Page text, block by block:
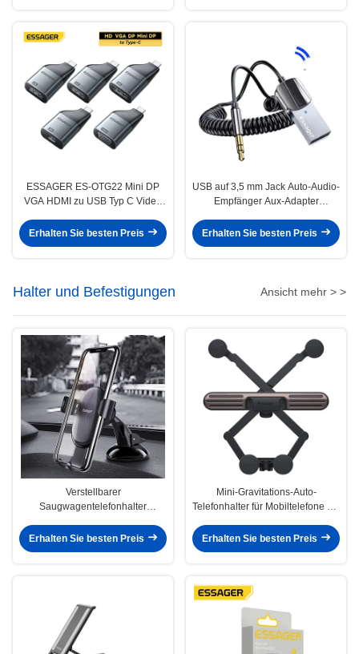
ESSAGER ES-OTG22 Mini DP
VGA HDMI zu USB Typ C Video
Erhalten Sie besten Preis
USB auf 3,5 mm Jack Auto-Audio-
Empfänger Aux-Adapter
Sender
Erhalten Sie besten Preis
Halter und Befestigungen Ansicht mehr > >
Verstellbarer
Saugwagentelefonhalter
Mobiltelefon
Erhalten Sie besten Preis
Mini-Gravitations-Auto-
Telefonhalter für Mobiltelefone mit
Erhalten Sie besten Preis